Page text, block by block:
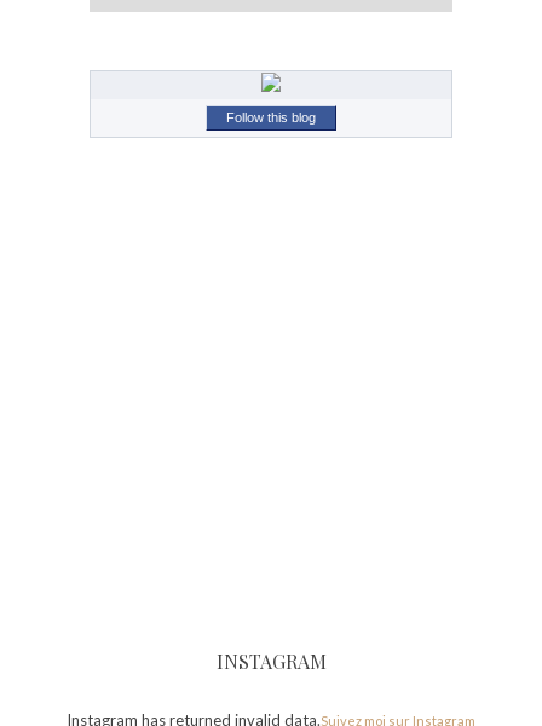
Follow this blog
INSTAGRAM
Instagram has returned invalid data.Suivez moi sur Instagram